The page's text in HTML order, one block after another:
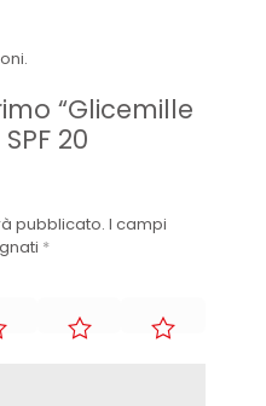
“Glicemille
20
pubblicato. I campi
*